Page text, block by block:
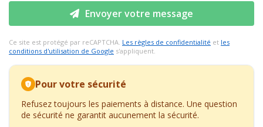
Envoyer votre message
Ce site est protégé par reCAPTCHA. Les règles de confidentialité et les
conditions d'utilisation de Google s'appliquent.
Pour votre sécurité
Refusez toujours les paiements à distance. Une question
de sécurité ne garantit aucunement la sécurité.